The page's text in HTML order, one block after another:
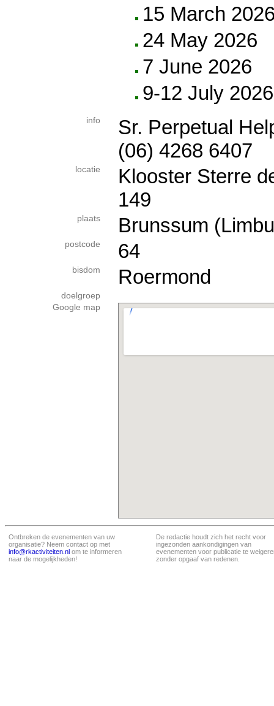
15 March
24 May 2026
7 June 2026
9-12 July
info
Sr. Perpetual
(06) 4268 6407
locatie
Klooster Sterre
149
plaats Brunssum
postcode 64
bisdom Roermond
doelgroep
Google map
Ontbreken de evenementen van uw
organisatie? Neem contact op met
info@rkactiviteiten.nl om te informeren
naar de mogelijkheden!
De redactie houdt zich het recht voor
ingezonden aankondigingen van
evenementen voor publicatie te
zonder opgaaf van redenen.